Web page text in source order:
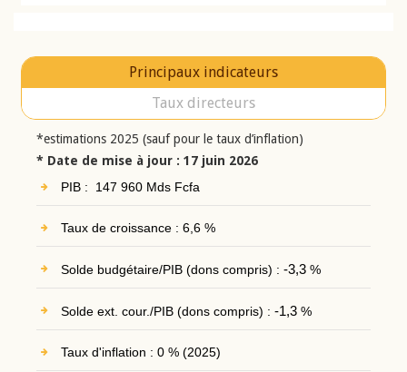
Principaux indicateurs
Taux directeurs
*estimations 2025 (sauf pour le taux d’inflation)
* Date de mise à jour : 17 juin 2026
PIB : 147 960 Mds Fcfa
Taux de croissance : 6,6 %
Solde budgétaire/PIB (dons compris) : -3,3%
Solde ext. cour./PIB (dons compris) : -1,3%
Taux d'inflation : 0 % (2025)